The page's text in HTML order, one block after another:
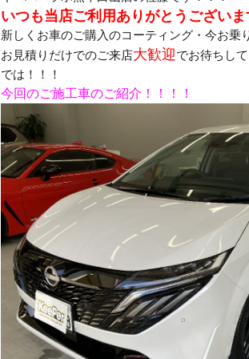
いつも当店ご利用ありがとうございま
新しくお車のご購入のコーティング・今お乗
お見積りだけでのご来店大歓迎でお待ちし
では！！！
今回のご施工車のご紹介！！！！